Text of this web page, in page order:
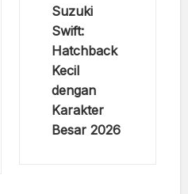
Suzuki
Swift:
Hatchback
Kecil
dengan
Karakter
Besar 2026